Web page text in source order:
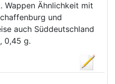
Wappen Ähnlichkeit mit
und
auch Süddeutschland
0,45 g.